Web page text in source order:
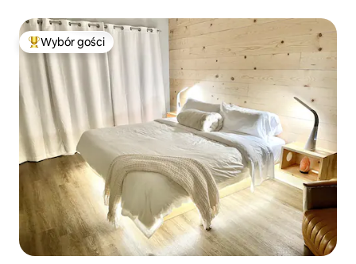
Najpopularniejsze z kategorii Wybór gości
Wybór gości